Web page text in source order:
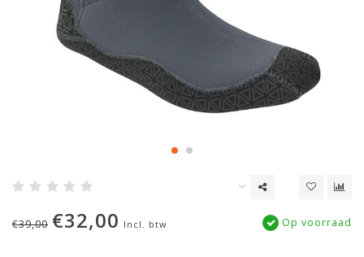
€39,00 €32,00 Incl. btw Op voorraad